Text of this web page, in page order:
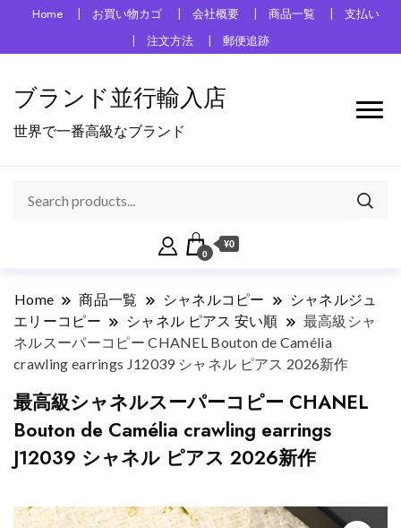
Home お買い物カゴ 会社概要 商品一覧
支払い
注文方法
郵便追跡
ブランド並行輸入店
世界で一番高級なブランド
0
¥0
Home 商品一覧 シャネルコピー
シャネルジュ
エリーコピー
シャネル ピアス 安い順
最高級シャ
ネルスーパーコピー CHANEL Bouton de Camélia
crawling earrings J12039 シャネル ピアス 2026新作
最高級シャネルスーパーコピー CHANEL
Bouton de Camélia crawling earrings
J12039 シャネル ピアス 2026新作